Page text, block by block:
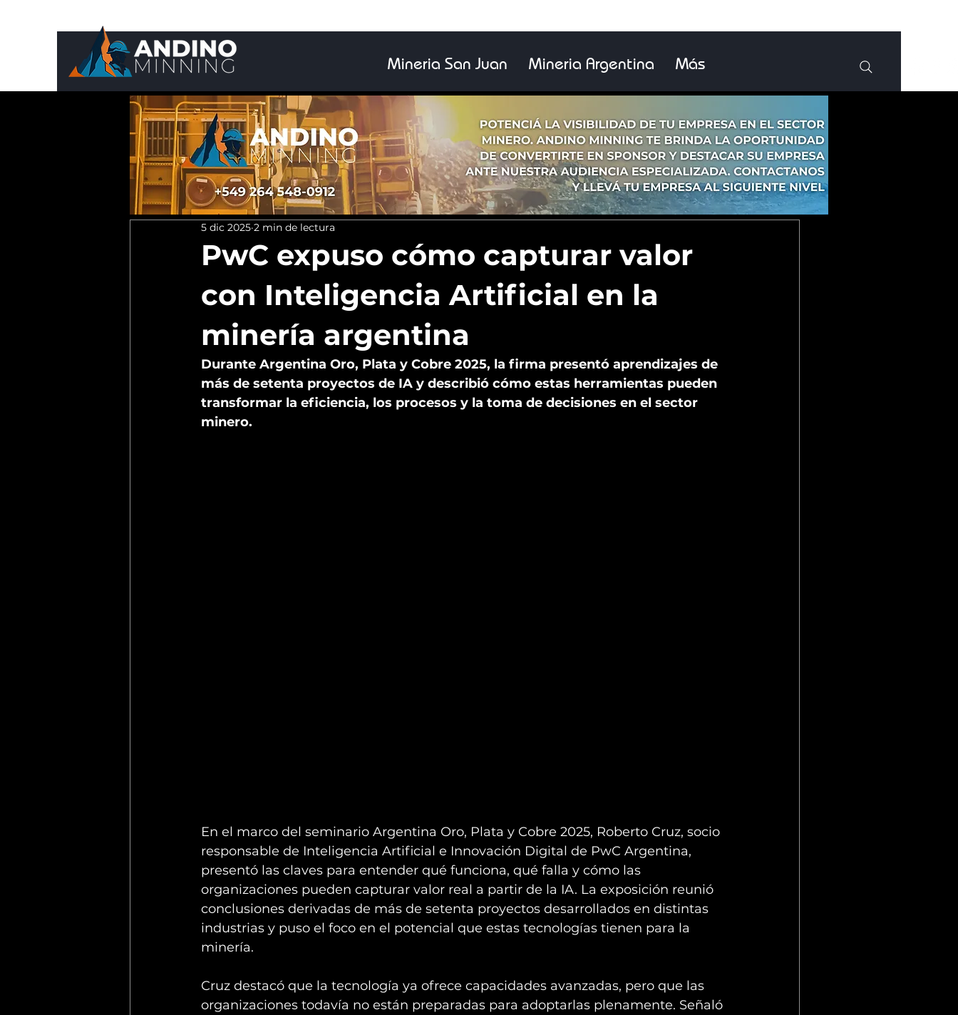
Mineria San Juan Mineria Argentina Más
PwC expuso cómo capturar valor
con Inteligencia Artificial en la
minería argentina
5 dic 2025 2 min de lectura
Durante Argentina Oro, Plata y Cobre 2025, la firma presentó aprendizajes de
más de setenta proyectos de IA y describió cómo estas herramientas pueden
transformar la eficiencia, los procesos y la toma de decisiones en el sector
minero.
En el marco del seminario Argentina Oro, Plata y Cobre 2025, Roberto Cruz, socio
responsable de Inteligencia Artificial e Innovación Digital de PwC Argentina,
presentó las claves para entender qué funciona, qué falla y cómo las
organizaciones pueden capturar valor real a partir de la IA. La exposición reunió
conclusiones derivadas de más de setenta proyectos desarrollados en distintas
industrias y puso el foco en el potencial que estas tecnologías tienen para la
minería.
Cruz destacó que la tecnología ya ofrece capacidades avanzadas, pero que las
organizaciones todavía no están preparadas para adoptarlas plenamente. Señaló